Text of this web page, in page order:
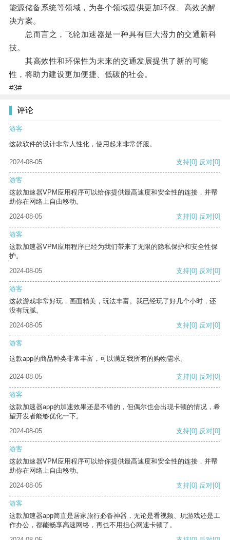
能源储备系统等领域，为各个领域提供更加环保、高效的解
决方案。
总而言之，飞轮加速器是一种具有巨大潜力的交通新科
技。
其高效性和环保性为未来的交通发展提供了新的可能
性，将助力建设更加便捷、低碳的社会。
#3#
评论
游客
这款软件的设计非常人性化，使用起来非常舒服。
2024-08-05 支持[0] 反对[0]
游客
这款加速器VPM应用程序可以给你提供最高速度和安全性的连接，并帮
助你在网络上自由移动。
2024-08-05
支持[0] 反对[0]
游客
这款加速器VPM应用程序已经为我们带来了无限的隐私保护和安全性保
护。
2024-08-05
支持[0] 反对[0]
游客
这款游戏非常好玩，画面精美，玩法丰富。我已经玩了好几个小时，还
没有玩腻。
2024-08-05
支持[0] 反对[0]
游客
这款app的商品种类非常丰富，可以满足我所有的购物需求。
2024-08-05 支持[0] 反对[0]
游客
这款加速器app的加速效果还是不错的，但偶尔也会出现卡顿的情况，希
望开发者能够优化一下。
2024-08-05
支持[0] 反对[0]
游客
这款加速器VPM应用程序可以给你提供最高速度和安全性的连接，并帮
助你在网络上自由移动。
2024-08-05
支持[0] 反对[0]
游客
这款加速器app简直是居家旅行必备神器，无论是看视频、玩游戏还是工
作办公，都能畅享高速网络，再也不用担心网速卡顿了。